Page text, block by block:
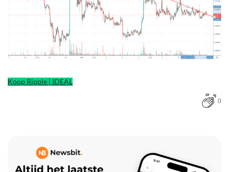
Koop Ripple | IDEAL
0